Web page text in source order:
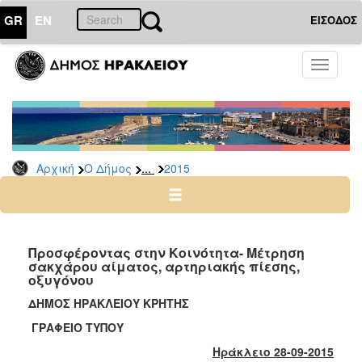
GR EN ΕΙΣΟΔΟΣ
Toggle
Αρχική Ο Δήμος ... 2015
ΔΗΜΟΣ
Δελτία
Τύπου
Αρχείο
2026
2024
2022
Προσφέροντας στην Κοινότητα- Mέτρηση
σακχάρου αίματος, αρτηριακής πίεσης,
οξυγόνου
ΔΗΜΟΣ ΗΡΑΚΛΕΙΟΥ ΚΡΗΤΗΣ
ΓΡΑΦΕΙΟ ΤΥΠΟΥ
Ηράκλειο 28-09-2015